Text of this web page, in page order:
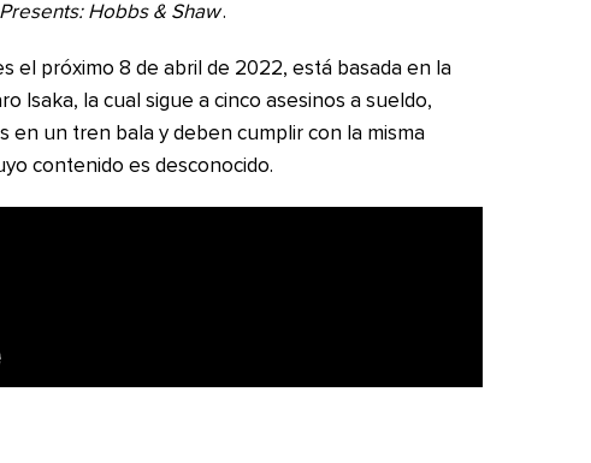
Hobbs & Shaw .
el próximo 8 de abril de 2022, está basada en la
Isaka, la cual sigue a cinco asesinos a sueldo,
en un tren bala y deben cumplir con la misma
contenido es desconocido.